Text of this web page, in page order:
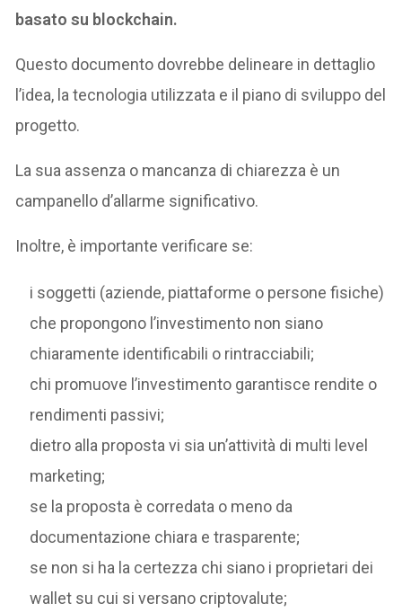
basato su blockchain.
Questo documento dovrebbe delineare in dettaglio
l’idea, la tecnologia utilizzata e il piano di sviluppo del
progetto.
La sua assenza o mancanza di chiarezza è un
campanello d’allarme significativo.
Inoltre, è importante verificare se:
i soggetti (aziende, piattaforme o persone fisiche)
che propongono l’investimento non siano
chiaramente identificabili o rintracciabili;
chi promuove l’investimento garantisce rendite o
rendimenti passivi;
dietro alla proposta vi sia un’attività di multi level
marketing;
se la proposta è corredata o meno da
documentazione chiara e trasparente;
se non si ha la certezza chi siano i proprietari dei
wallet su cui si versano criptovalute;